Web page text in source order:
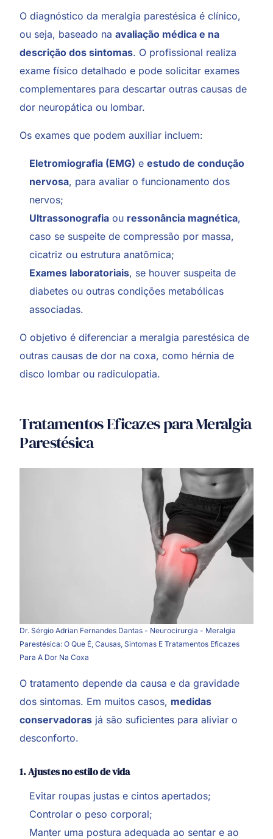
O diagnóstico da meralgia parestésica é clínico,
ou seja, baseado naavaliação médica e na
descrição dos sintomas. O profissional realiza
exame físico detalhado e pode solicitar exames
complementares para descartar outras causas de
dor neuropática ou lombar.
Os exames que podem auxiliar incluem:
Eletromiografia (EMG) eestudo de condução
nervosa, para avaliar o funcionamento dos
nervos;
Ultrassonografia ou ressonância magnética,
caso se suspeite de compressão por massa,
cicatriz ou estrutura anatômica;
Exames laboratoriais, se houver suspeita de
diabetes ou outras condições metabólicas
associadas.
O objetivo é diferenciar a meralgia parestésica de
outras causas de dor na coxa, como hérnia de
disco lombar ou radiculopatia.
Tratamentos Eficazes para Meralgia
Parestésica
Dr. Sérgio Adrian Fernandes Dantas - Neurocirurgia - Meralgia
Parestésica: O Que É, Causas, Sintomas E Tratamentos Eficazes
Para A Dor Na Coxa
O tratamento depende da causa e da gravidade
dos sintomas. Em muitos casos, medidas
conservadoras já são suficientes para aliviar o
desconforto.
1. Ajustes no estilo de vida
Evitar roupas justas e cintos apertados;
Controlar o peso corporal;
Manter uma postura adequada ao sentar e ao